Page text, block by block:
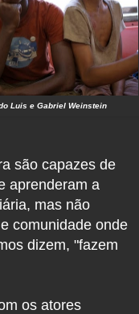
Luis e Gabriel Weinstein
são capazes de
aprenderam a
mas não
comunidade onde
dizem, "fazem
os atores